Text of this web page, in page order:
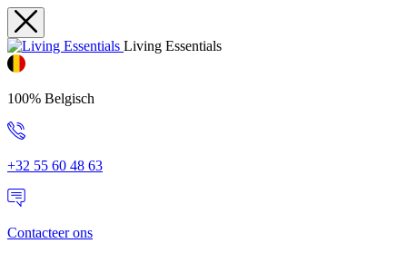
Living Essentials
100% Belgisch
+32 55 60 48 63
Contacteer ons